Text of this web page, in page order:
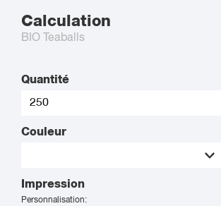
Calculation
BIO Teaballs
Quantité
Couleur
Impression
Personnalisation: